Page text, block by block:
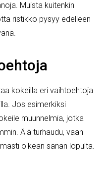
Muista kuitenkin
ristikko pysyy edelleen
kokeilla eri vaihtoehtoja
Jos esimerkiksi
muunnelmia, jotka
Älä turhaudu, vaan
oikean sanan lopulta.